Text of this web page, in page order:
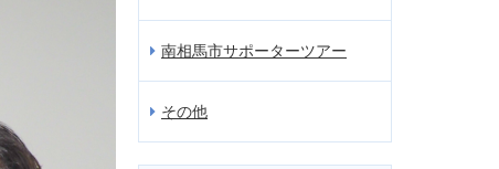
南相馬市サポーターツアー
その他